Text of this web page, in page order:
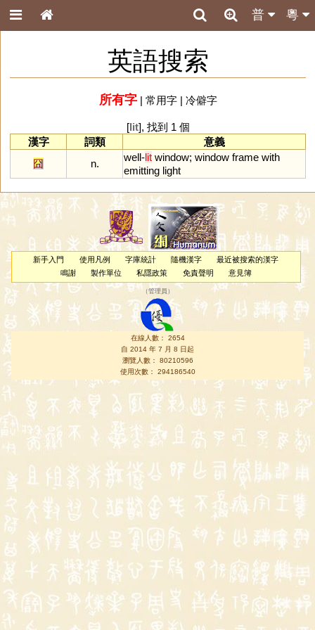
粵
普
英語搜索
所有字| 常用字| 冷僻字
[lit], 找到 1 個
漢字
詞類
意義
囧
n.
well-lit window; window frame with
emitting light
新手入門 使用凡例 字庫統計 隨機漢字
最近被搜索的漢字
鳴謝
製作單位 私隱政策 免責聲明 意見簿
（管理員 ）
在線人數： 2654
自 2014 年 7 月 8 日起
瀏覽人數： 80210596
使用次數： 294186540